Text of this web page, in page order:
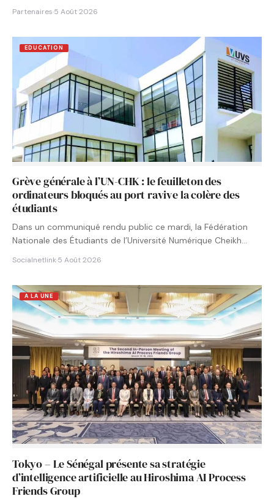
Partenaires·5 Août 2026
EDUCATION
Grève générale à l’UN-CHK : le feuilleton des
ordinateurs bloqués au port ravive la colère des
étudiants
Dans un communiqué rendu public ce mardi, la Fédération
Nationale des Étudiants de l’Université Numérique Cheikh
Socialnetlink·5 Août 2026
A LA UNE
Tokyo – Le Sénégal présente sa stratégie
d’intelligence artificielle au Hiroshima AI Process
Friends Group